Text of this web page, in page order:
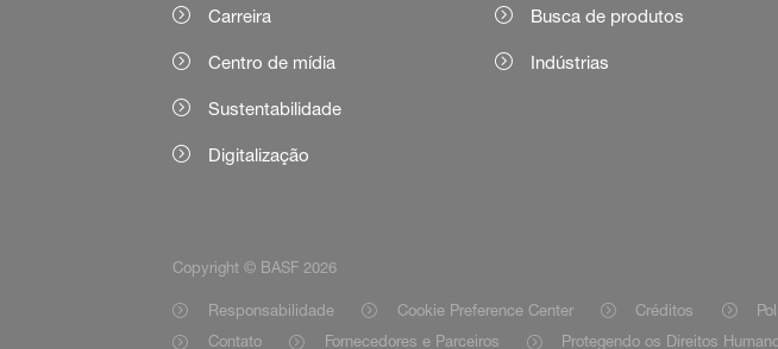
Carreira
Centro de mídia
Sustentabilidade
Digitalização
Busca de produtos
Indústrias
Copyright © BASF 2026
Responsabilidade Cookie Preference Center Créditos
Contato
Fornecedores e Parceiros Protegendo os Direitos